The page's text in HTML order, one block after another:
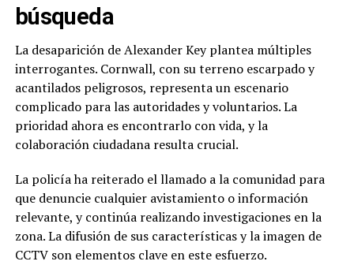
búsqueda
La desaparición de Alexander Key plantea múltiples
interrogantes. Cornwall, con su terreno escarpado y
acantilados peligrosos, representa un escenario
complicado para las autoridades y voluntarios. La
prioridad ahora es encontrarlo con vida, y la
colaboración ciudadana resulta crucial.
La policía ha reiterado el llamado a la comunidad para
que denuncie cualquier avistamiento o información
relevante, y continúa realizando investigaciones en la
zona. La difusión de sus características y la imagen de
CCTV son elementos clave en este esfuerzo.